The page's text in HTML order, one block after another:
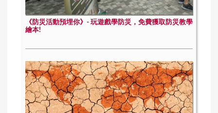
《防災活動預埋你》- 玩遊戲學防災，免費獲取防災教學
繪本!